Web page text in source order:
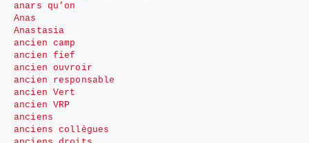
anars qu’on
Anas
Anastasia
ancien camp
ancien fief
ancien ouvroir
ancien responsable
ancien Vert
ancien VRP
anciens
anciens collègues